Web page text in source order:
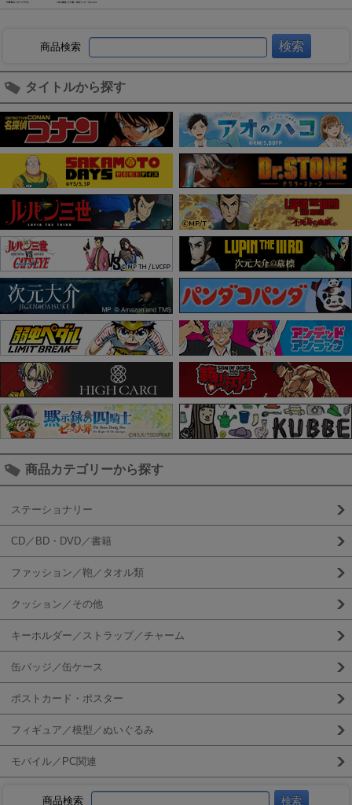
商品検索
タイトルから探す
商品カテゴリーから探す
ステーショナリー
CD／BD・DVD／書籍
ファッション／鞄／タオル類
クッション／その他
キーホルダー／ストラップ／チャーム
缶バッジ／缶ケース
ポストカード・ポスター
フィギュア／模型／ぬいぐるみ
モバイル／PC関連
商品検索